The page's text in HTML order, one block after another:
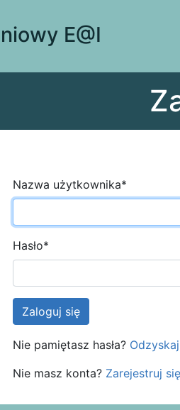
E@I
Nazwa użytkownika*
Hasło*
Nie pamiętasz hasła?
Nie masz konta? Zarejestruj